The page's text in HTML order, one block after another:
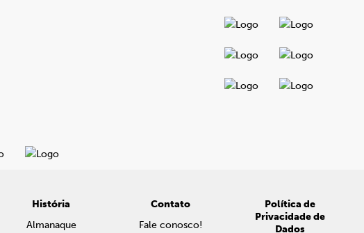
História
Almanaque
Contato
Fale conosco!
Política de
Privacidade de
Dados